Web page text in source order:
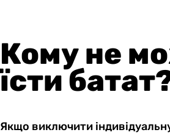
Кому не
їсти
Якщо виключити